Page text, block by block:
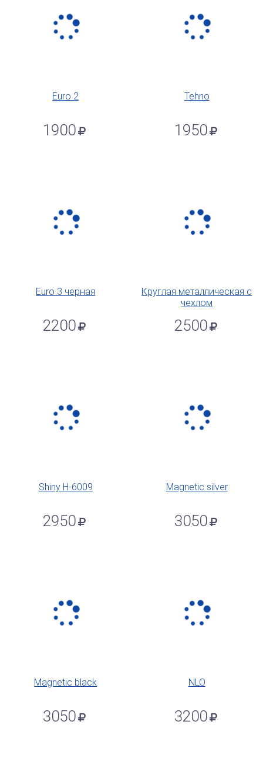
Euro 2
1900
Tehno
1950
Euro 3 черная
2200
Круглая металлическая с
чехлом
2500
Shiny H-6009
2950
Magnetic silver
3050
Magnetic black
3050
NLO
3200